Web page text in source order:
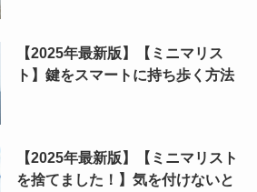
【2025年最新版】【ミニマリス
ト】鍵をスマートに持ち歩く方法
【2025年最新版】【ミニマリスト
を捨てました！】気を付けないと